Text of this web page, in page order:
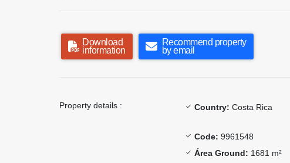
Download
information
Recommend property
by email
Property details : Country: Costa Rica
Code: 9961548
Área Ground: 1681 m²